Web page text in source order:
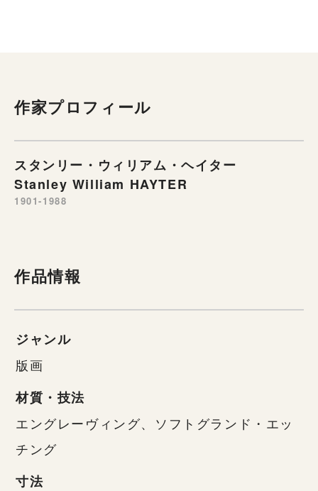
作家プロフィール
スタンリー・ウィリアム・ヘイター
Stanley William HAYTER
1901-1988
作品情報
ジャンル
版画
材質・技法
エングレーヴィング、ソフトグランド・エッ
チング
寸法